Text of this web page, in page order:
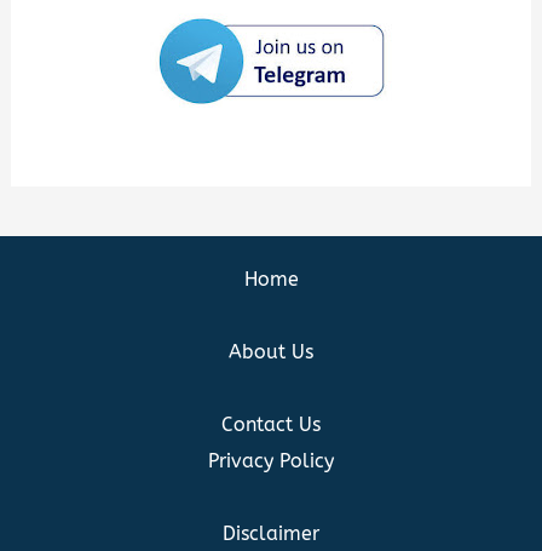
Home
About Us
Contact Us
Privacy Policy
Disclaimer